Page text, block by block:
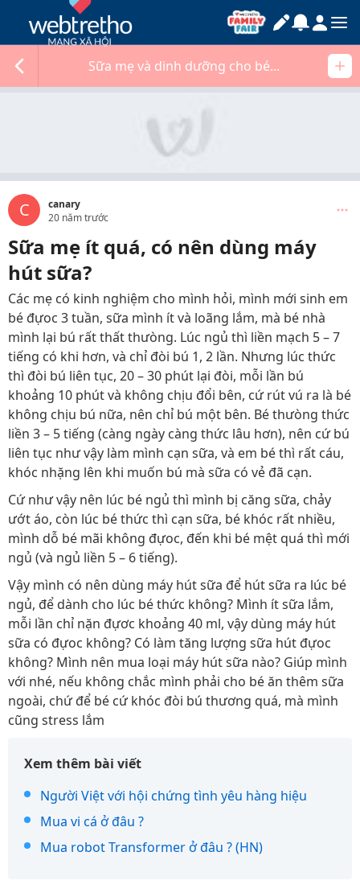
Sữa mẹ và dinh dưỡng cho bé...
C
canary
20 năm trước
Sữa mẹ ít quá, có nên dùng máy
hút sữa?
Các mẹ có kinh nghiệm cho mình hỏi, mình mới sinh em
bé đựoc 3 tuần, sữa mình ít và loãng lắm, mà bé nhà
mình lại bú rất thất thưòng. Lúc ngủ thì liền mạch 5 – 7
tiếng có khi hơn, và chỉ đòi bú 1, 2 lần. Nhưng lúc thức
thì đòi bú liên tục, 20 – 30 phút lại đòi, mỗi lần bú
khoảng 10 phút và không chịu đổi bên, cứ rút vú ra là bé
không chịu bú nữa, nên chỉ bú một bên. Bé thưòng thức
liền 3 – 5 tiếng (càng ngày càng thức lâu hơn), nên cứ bú
liên tục như vậy làm mình cạn sữa, và em bé thì rất cáu,
khóc nhặng lên khi muốn bú mà sữa có vẻ đã cạn.
Cứ như vậy nên lúc bé ngủ thì mình bị căng sữa, chảy
ướt áo, còn lúc bé thức thì cạn sữa, bé khóc rất nhiều,
mình dỗ bé mãi không đựoc, đến khi bé mệt quá thì mới
ngủ (và ngủ liền 5 – 6 tiếng).
Vậy mình có nên dùng máy hút sữa để hút sữa ra lúc bé
ngủ, để dành cho lúc bé thức không? Mình ít sữa lắm,
mỗi lần chỉ nặn đựơc khoảng 40 ml, vậy dùng máy hút
sữa có đựoc không? Có làm tăng lượng sữa hút đựoc
không? Mình nên mua loại máy hút sữa nào? Giúp mình
với nhé, nếu không chắc mình phải cho bé ăn thêm sữa
ngoài, chứ để bé cứ khóc đòi bú thương quá, mà mình
cũng stress lắm
Xem thêm bài viết
Người Việt với hội chứng tình yêu hàng hiệu
Mua vi cá ở đâu ?
Mua robot Transformer ở đâu ? (HN)